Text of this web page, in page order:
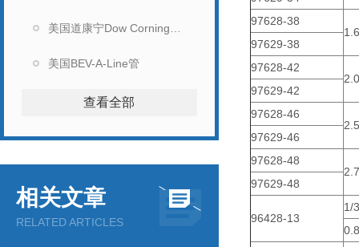
美国BEV-A-Line管
查看全部
相关文章
RELATED ARTICLES
97628-38
97629-38
97628-42
97629-42
97628-46
97629-46
97628-48
97629-48
96428-13
1/